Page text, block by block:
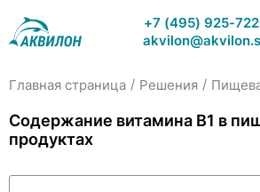
+7 (495) 925-
Главная страница / Решения /
Содержание витамина B1 в
продуктах